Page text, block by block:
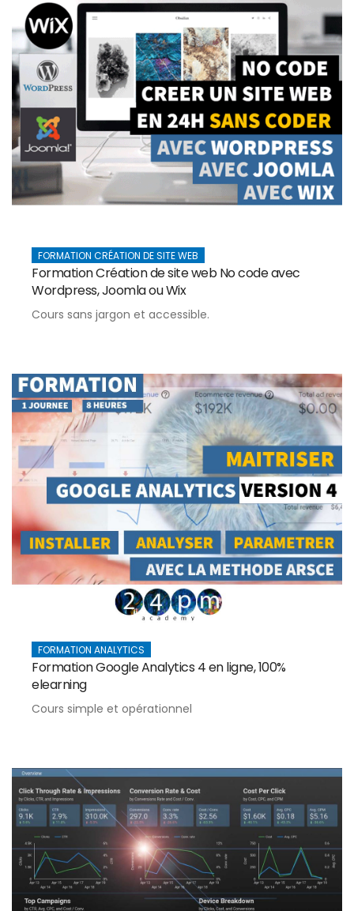
FORMATION CRÉATION DE SITE WEB
Formation Création de site web No code avec
Wordpress, Joomla ou Wix
Cours sans jargon et accessible.
FORMATION ANALYTICS
Formation Google Analytics 4 en ligne, 100%
elearning
Cours simple et opérationnel